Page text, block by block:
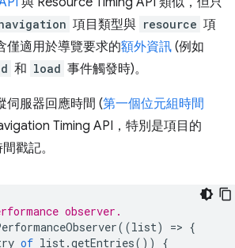
項目類型與 resource 項
僅適用於導覽要求的額外資訊 (例如
和 load 事件觸發時)。
伺服器回應時間 (第一個位元組時間
Timing API，特別是項目的
戳記。
observer.
((list) => {
of list.getEntries())
{